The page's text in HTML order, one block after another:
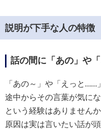
説明が下手な人の特徴
話の間に「あの」や
「あの～」や「えっと……
途中からその言葉が気に
という経験はありません
原因は実は言いたい話が